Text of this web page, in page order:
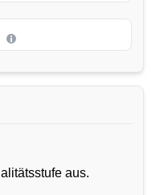
aus.